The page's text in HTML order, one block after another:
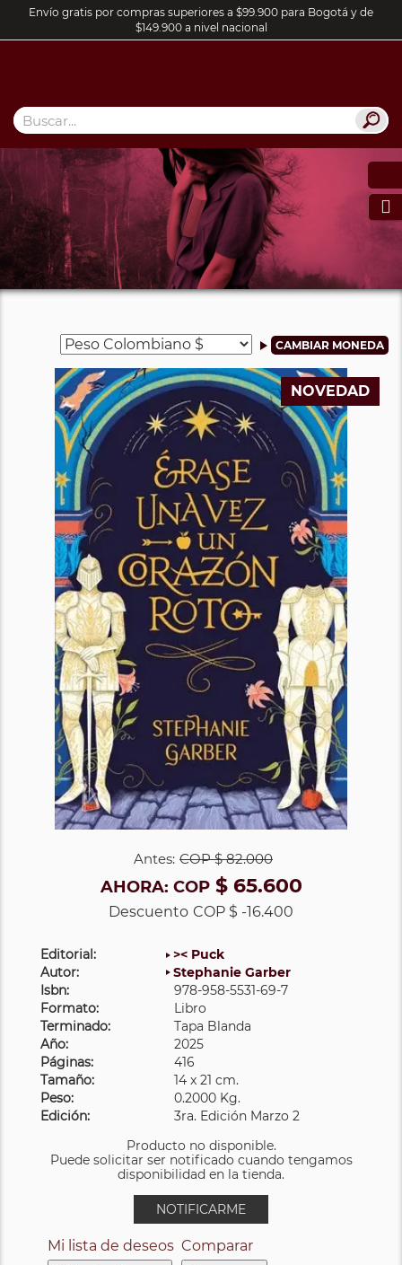
Envío gratis por compras superiores a $99.900 para Bogotá y de
$149.900 a nivel nacional

NOVEDAD
Antes: COP$ 82.000
AHORA: COP$ 65.600
Descuento COP $ -16.400
Editorial:
>< Puck
Autor:
Stephanie Garber
Isbn:
978-958-5531-69-7
Formato:
Libro
Terminado:
Tapa Blanda
Año:
2025
Páginas:
416
Tamaño:
14 x 21 cm.
Peso:
0.2000 Kg.
Edición:
3ra. Edición Marzo 2
Producto no disponible.
Puede solicitar ser notificado cuando tengamos
disponibilidad en la tienda.
NOTIFICARME
Mi lista de deseos Comparar